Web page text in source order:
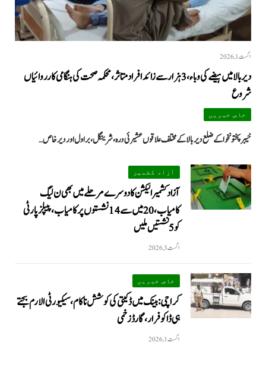
اگست 1, 2026
دیر بالا میں ہیضے کی وباء، 3 ہزار سے زائد افراد متاثر، محکمہ صحت کی ہنگامی کارروائیاں
شروع
خاص خبریں
خیبرپختونخوا کے ضلع دیر بالا کے مختلف علاقوں عشیرئی درہ، شرینگل، براول اور دیر خاص…
آزاد کشمیر
آزاد کشمیر الیکشن کا دوسرے مرحلے میں بھی ن لیگ
کامیاب، 20 میں سے 14 نشستوں پر کامیاب، پیپلزپارٹی
کو 5 نشستیں ملیں
اگست 3, 2026
خاص خبریں
کراچی: بینک میں ڈکیتی کی کوشش ناکام، سیکیورٹی الارم بجتے
ہی ڈاکو فرار، گارڈ زخمی
اگست 1, 2026